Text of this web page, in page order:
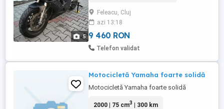
5
Feleacu, Cluj
azi 13:18
9 460 RON
Telefon validat
Motocicletă Yamaha foarte solidă
Motocicletă Yamaha foarte solidă
2000 | 75 cm3 | 300 km